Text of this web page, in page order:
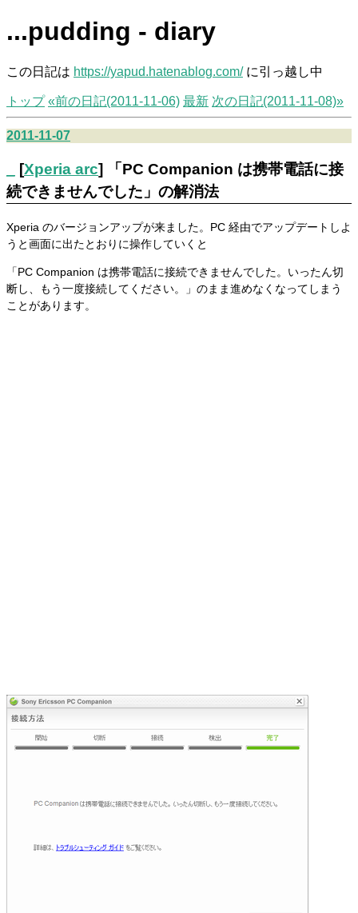
...pudding - diary
この日記は https://yapud.hatenablog.com/に引っ越し中
トップ «前の日記(2011-11-06) 最新 次の日記(2011-11-08)»
2011-11-07
[Xperia arc] 「PC Companion は携帯電話に接
続できませんでした」の解消法
Xperia のバージョンアップが来ました。PC 経由でアップデートしよ
うと画面に出たとおりに操作していくと
「PC Companion は携帯電話に接続できませんでした。いったん切
断し、もう一度接続してください。」のまま進めなくなってしまう
ことがあります。